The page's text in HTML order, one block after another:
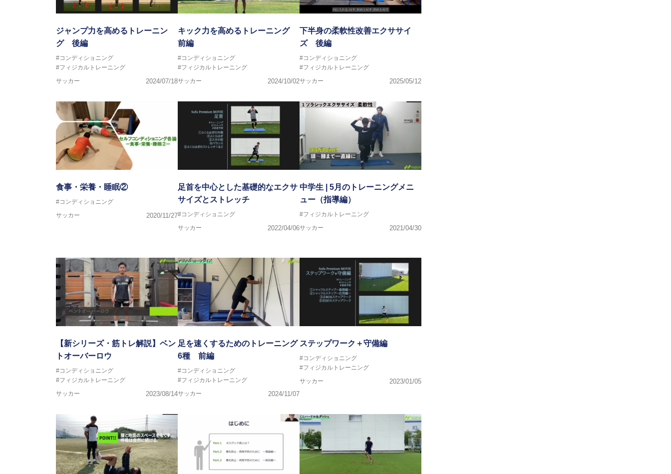
ジャンプ力を高めるトレーニン
グ 後編
#コンディショニング
#フィジカルトレーニング
サッカー
2024/07/18
キック力を高めるトレーニング
前編
#コンディショニング
#フィジカルトレーニング
サッカー
2024/10/02
下半身の柔軟性改善エクササイ
ズ 後編
#コンディショニング
#フィジカルトレーニング
サッカー
2025/05/12
食事・栄養・睡眠②
#コンディショニング
サッカー
2020/11/27
足首を中心とした基礎的なエクサ
サイズとストレッチ
#コンディショニング
サッカー
2022/04/06
中学生 | 5月のトレーニングメニ
ュー（指導編）
#フィジカルトレーニング
サッカー
2021/04/30
【新シリーズ・筋トレ解説】ベン
トオーバーロウ
#コンディショニング
#フィジカルトレーニング
サッカー
2023/08/14
足を速くするためのトレーニング
6種 前編
#コンディショニング
#フィジカルトレーニング
サッカー
2024/11/07
ステップワーク＋守備編
#コンディショニング
#フィジカルトレーニング
サッカー
2023/01/05